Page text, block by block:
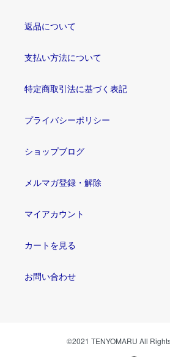
返品について
支払い方法について
特定商取引法に基づく表記
プライバシーポリシー
ショップブログ
メルマガ登録・解除
マイアカウント
カートを見る
お問い合わせ
©2021 TENYOMARU All